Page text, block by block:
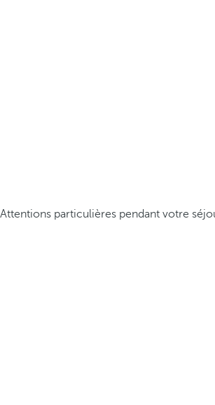
Attentions particulières pendant votre